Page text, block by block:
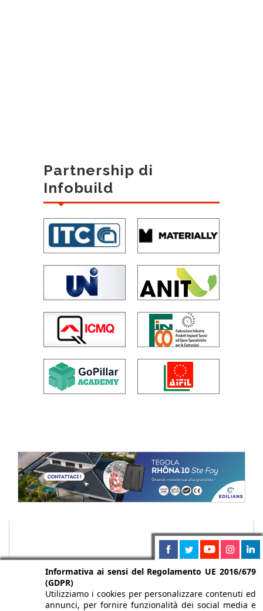
Partnership di
Infobuild
Informativa ai sensi del Regolamento UE 2016/679
(GDPR)
Utilizziamo i cookies per personalizzare contenuti ed
annunci, per fornire funzionalità dei social media e